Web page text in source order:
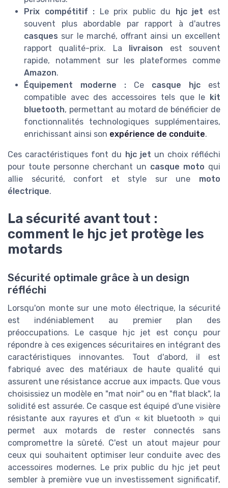
Prix compétitif : Le prix public du hjc jet est
souvent plus abordable par rapport à d'autres
casques sur le marché, offrant ainsi un excellent
rapport qualité-prix. La livraison est souvent
rapide, notamment sur les plateformes comme
Amazon.
Équipement moderne : Ce casque hjc est
compatible avec des accessoires tels que le kit
bluetooth, permettant au motard de bénéficier de
fonctionnalités technologiques supplémentaires,
enrichissant ainsi son expérience de conduite.
Ces caractéristiques font du hjc jet un choix réfléchi
pour toute personne cherchant un casque moto qui
allie sécurité, confort et style sur une moto
électrique.
La sécurité avant tout :
comment le hjc jet protège les
motards
Sécurité optimale grâce à un design
réfléchi
Lorsqu'on monte sur une moto électrique, la sécurité
est indéniablement au premier plan des
préoccupations. Le casque hjc jet est conçu pour
répondre à ces exigences sécuritaires en intégrant des
caractéristiques innovantes. Tout d'abord, il est
fabriqué avec des matériaux de haute qualité qui
assurent une résistance accrue aux impacts. Que vous
choisissiez un modèle en "mat noir" ou en "flat black", la
solidité est assurée. Ce casque est équipé d'une visière
résistante aux rayures et d'un « kit bluetooth » qui
permet aux motards de rester connectés sans
compromettre la sûreté. C'est un atout majeur pour
ceux qui souhaitent optimiser leur conduite avec des
accessoires modernes. Le prix public du hjc jet peut
sembler à première vue un investissement significatif,